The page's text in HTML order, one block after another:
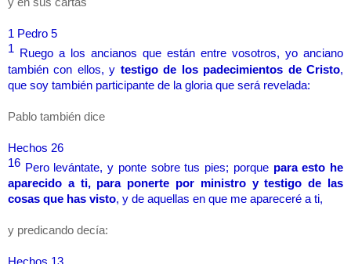
y en sus cartas
1 Pedro 5
1 Ruego a los ancianos que están entre vosotros, yo anciano
también con ellos, y testigo de los padecimientos de Cristo,
que soy también participante de la gloria que será revelada:
Pablo también dice
Hechos 26
16 Pero levántate, y ponte sobre tus pies; porque para esto he
aparecido a ti, para ponerte por ministro y testigo de las
cosas que has visto, y de aquellas en que me apareceré a ti,
y predicando decía: